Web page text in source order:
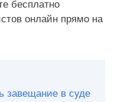
бесплатно
онлайн прямо на
завещание в суде